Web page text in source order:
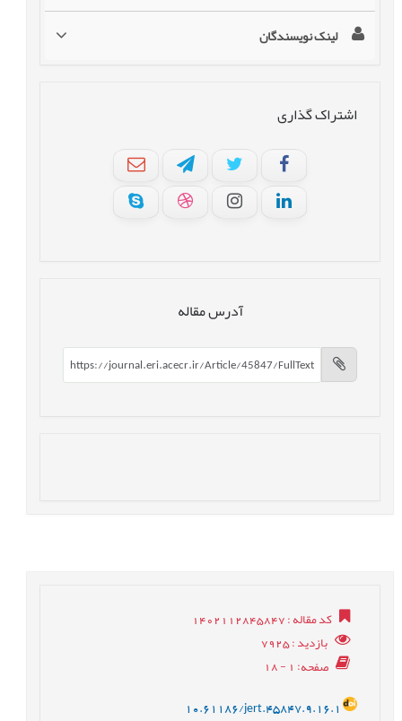
لینک نویسندگان
اشتراک گذاری
آدرس مقاله
کد مقاله: 1402112845847
بازدید: 7925
صفحه: 1 - 18
10.61186/jert.45847.9.16.1